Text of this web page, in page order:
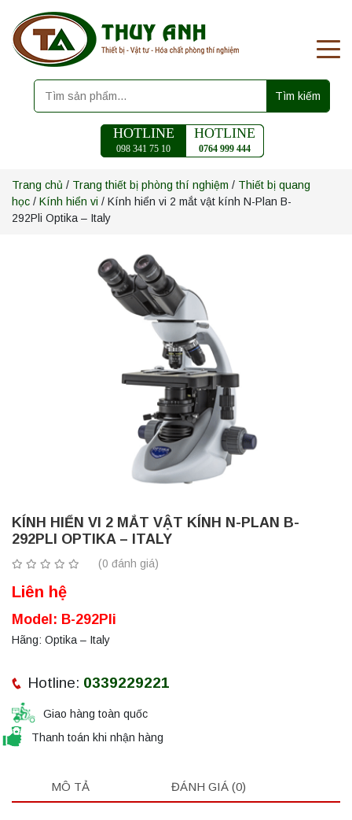
Tìm kiếm
HOTLINE
098 341 75 10
HOTLINE
0764 999 444
Trang chủ / Trang thiết bị phòng thí nghiệm / Thiết bị quang
học / Kính hiển vi / Kính hiển vi 2 mắt vật kính N-Plan B-
292Pli Optika – Italy
KÍNH HIỂN VI 2 MẮT VẬT KÍNH N-PLAN B-
292PLI OPTIKA – ITALY
(0 đánh giá)
Liên hệ
Model: B-292Pli
Hãng: Optika – Italy
Hotline: 0339229221
Giao hàng toàn quốc
Thanh toán khi nhận hàng
MÔ TẢ ĐÁNH GIÁ (0)